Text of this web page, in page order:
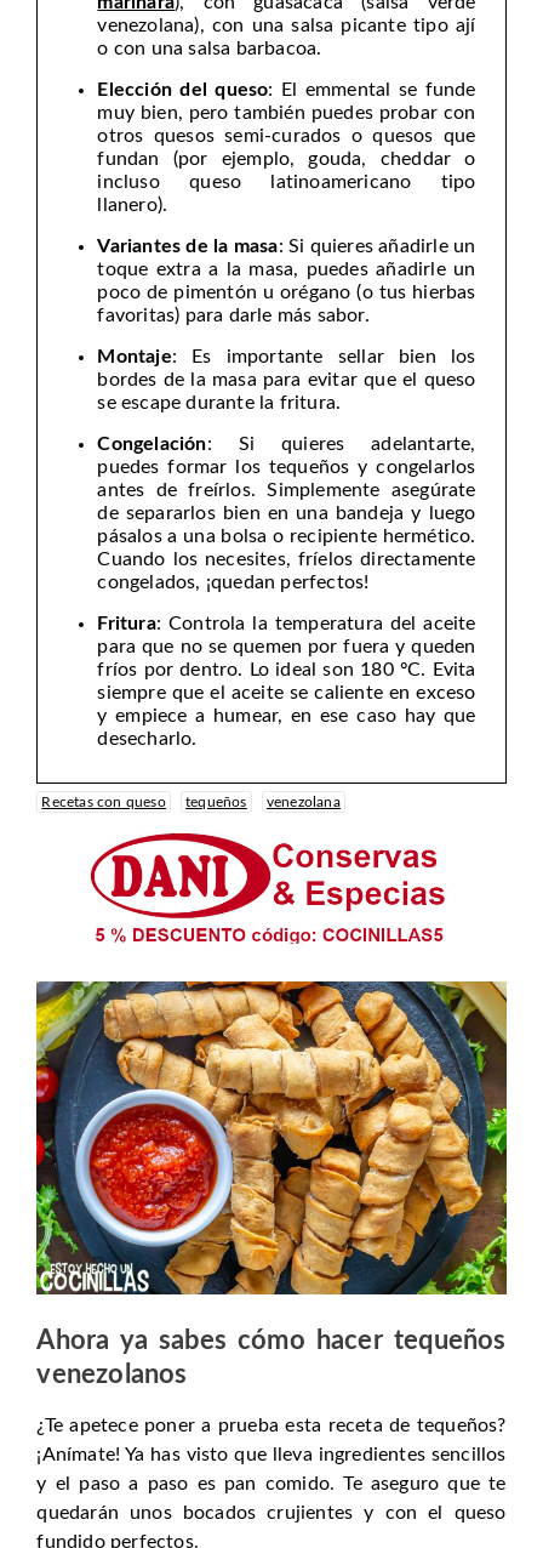
venezolana), con una salsa picante tipo ají
o con una salsa barbacoa.
Elección del queso: El emmental se funde
muy bien, pero también puedes probar con
otros quesos semi-curados o quesos que
fundan (por ejemplo, gouda, cheddar o
incluso queso latinoamericano tipo
llanero).
Variantes de la masa: Si quieres añadirle un
toque extra a la masa, puedes añadirle un
poco de pimentón u orégano (o tus hierbas
favoritas) para darle más sabor.
Montaje: Es importante sellar bien los
bordes de la masa para evitar que el queso
se escape durante la fritura.
Congelación: Si quieres adelantarte,
puedes formar los tequeños y congelarlos
antes de freírlos. Simplemente asegúrate
de separarlos bien en una bandeja y luego
pásalos a una bolsa o recipiente hermético.
Cuando los necesites, fríelos directamente
congelados, ¡quedan perfectos!
Fritura: Controla la temperatura del aceite
para que no se quemen por fuera y queden
fríos por dentro. Lo ideal son 180 ºC. Evita
siempre que el aceite se caliente en exceso
y empiece a humear, en ese caso hay que
desecharlo.
Recetas con queso tequeños venezolana
Ahora ya sabes cómo hacer tequeños
venezolanos
¿Te apetece poner a prueba esta receta de tequeños?
¡Anímate! Ya has visto que lleva ingredientes sencillos
y el paso a paso es pan comido. Te aseguro que te
quedarán unos bocados crujientes y con el queso
fundido perfectos.